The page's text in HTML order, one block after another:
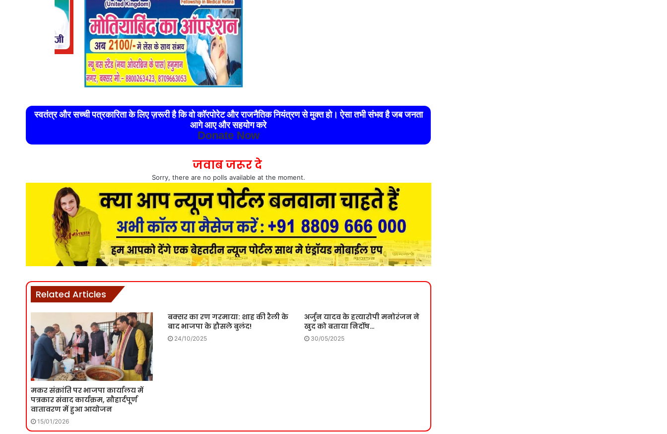
स्वतंत्र और सच्ची पत्रकारिता के लिए ज़रूरी है कि वो कॉरपोरेट और राजनैतिक नियंत्रण से मुक्त हो। ऐसा तभी संभव है जब जनता
आगे आए और सहयोग करे
Donate Now
जवाब जरूर दे
Sorry, there are no polls available at the moment.
Related Articles
मकर संक्रांति पर भाजपा कार्यालय में
पत्रकार संवाद कार्यक्रम, सौहार्दपूर्ण
वातावरण में हुआ आयोजन
15/01/2026
बक्सर का रण गरमाया: शाह की रैली के
बाद भाजपा के हौसले बुलंद!
24/10/2025
अर्जुन यादव के हत्यारोपी मनोरंजन ने
खुद को बताया निर्दोष…
30/05/2025